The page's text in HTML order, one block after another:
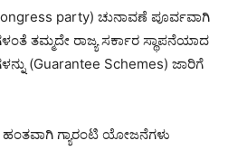
party) ಚುನಾವಣೆ ಪೂರ್ವವಾಗಿ
ತಮ್ಮದೇ ರಾಜ್ಯ ಸರ್ಕಾರ ಸ್ಥಾಪನೆಯಾದ
(Guarantee Schemes) ಜಾರಿಗೆ
ಹಂತವಾಗಿ ಗ್ಯಾರಂಟಿ ಯೋಜನೆಗಳು